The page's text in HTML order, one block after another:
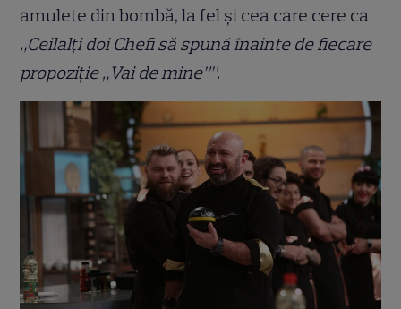
amulete din bombă, la fel și cea care cere ca
„Ceilalți doi Chefi să spună înainte de fiecare
propoziție „Vai de mine””.